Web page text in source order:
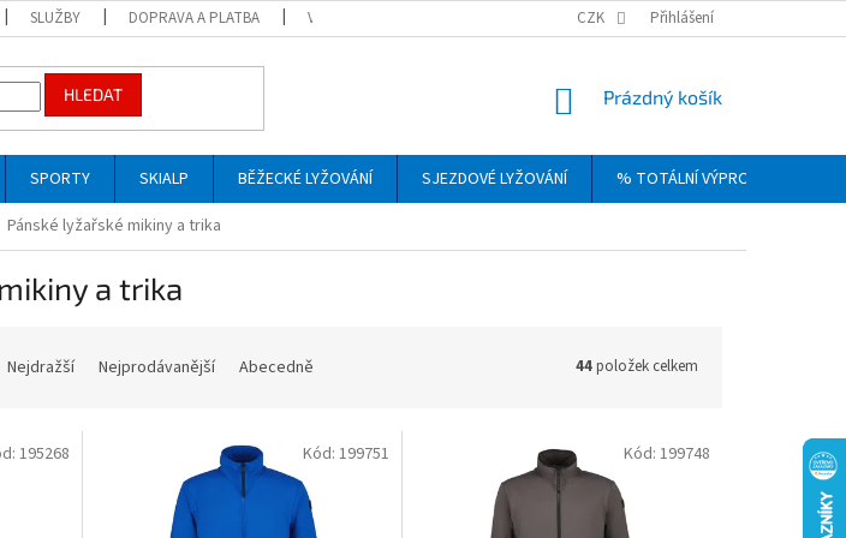
SLUŽBY DOPRAVA A PLATBA VRÁCENÍ, VÝMĚNA A REKLAMACE ZBOŽÍ OBCHODNÍ PODMÍNKY
CZK Přihlášení
HLEDAT
NÁKUPNÍ
Prázdný košík
SPORTY SKIALP BĚŽECKÉ LYŽOVÁNÍ SJEZDOVÉ LYŽOVÁNÍ % TOTÁLNÍ VÝPRODEJ
Pánské lyžařské mikiny a trika
a trika
Nejdražší Nejprodávanější Abecedně 44položek celkem
195268 Kód: 199751 Kód: 199748